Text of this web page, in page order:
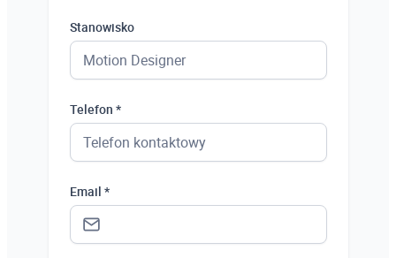
Stanowisko
Telefon *
Email *